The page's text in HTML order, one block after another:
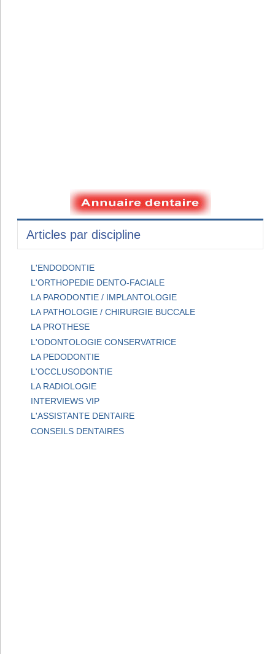
Articles par discipline
L'ENDODONTIE
L'ORTHOPEDIE DENTO-FACIALE
LA PARODONTIE / IMPLANTOLOGIE
LA PATHOLOGIE / CHIRURGIE BUCCALE
LA PROTHESE
L'ODONTOLOGIE CONSERVATRICE
LA PEDODONTIE
L'OCCLUSODONTIE
LA RADIOLOGIE
INTERVIEWS VIP
L'ASSISTANTE DENTAIRE
CONSEILS DENTAIRES